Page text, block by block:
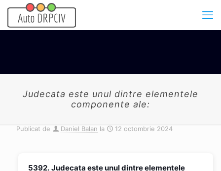
Judecata este unul dintre elementele
componente ale:
Publicat de Daniel Balan la 12 octombrie 2024
5392. Judecata este unul dintre elementele